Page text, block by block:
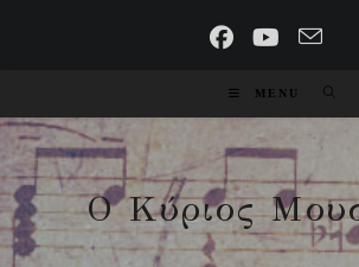
MENU
Ο Κύριος